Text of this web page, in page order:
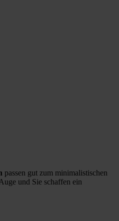
passen gut zum minimalistischen
und Sie schaffen ein